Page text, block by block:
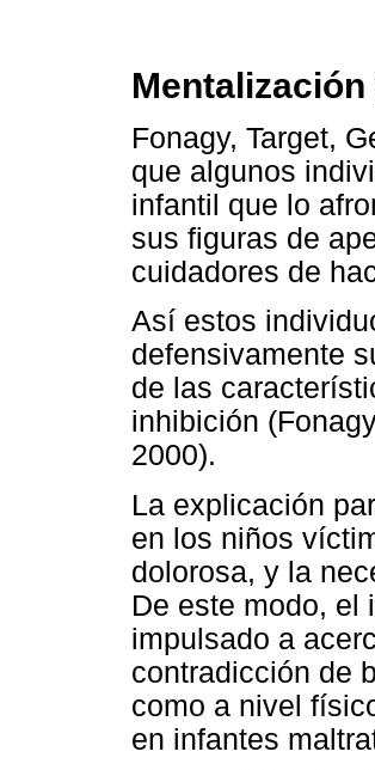
Fonagy, Target,
que algunos
infantil que lo
sus figuras de
cuidadores de
Así estos
defensivamente
de las
inhibición
2000).
La explicación
en los niños
dolorosa, y la
De este modo, el
impulsado a
contradicción de
como a nivel
en infantes